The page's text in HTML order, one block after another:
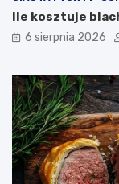
Ile kosztuje
6 sierpnia 2026